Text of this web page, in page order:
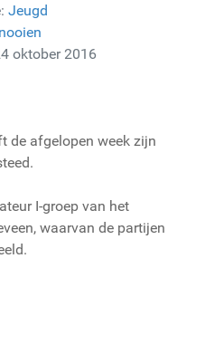
Jeugd
oktober 2016
de afgelopen week zijn
I-groep van het
waarvan de partijen